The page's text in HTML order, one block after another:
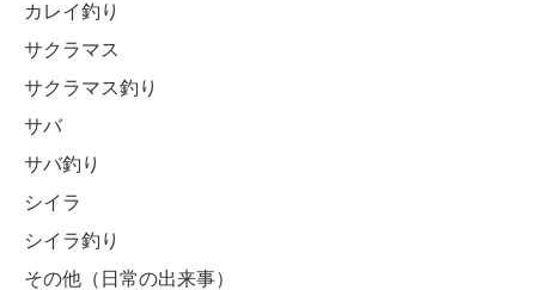
カレイ釣り
サクラマス
サクラマス釣り
サバ
サバ釣り
シイラ
シイラ釣り
その他（日常の出来事）